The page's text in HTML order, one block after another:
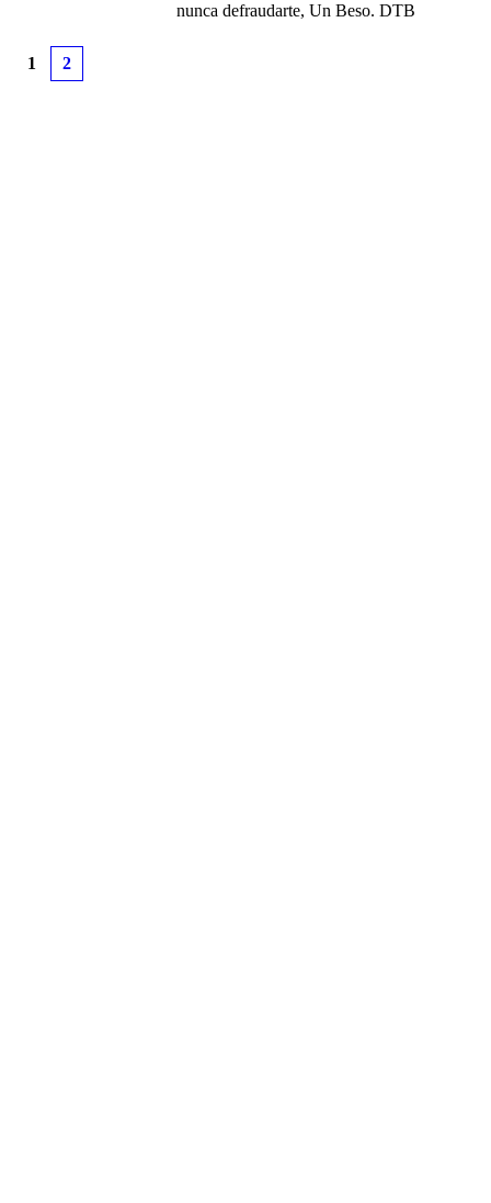
nunca defraudarte, Un Beso. DTB
1 2